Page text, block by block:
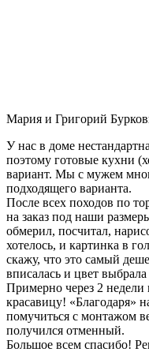
Мария и Григорий
У нас в доме
поэтому готовые кухни
вариант. Мы с мужем
подходящего варианта.
После всех походов по
на заказ под наши
обмерил, посчитал,
хотелось, и картинка в
скажу, что это самый
вписалась и цвет
Примерно через 2
красавицу!
помучиться с монтажом
получился отменный.
Большое всем спасибо!